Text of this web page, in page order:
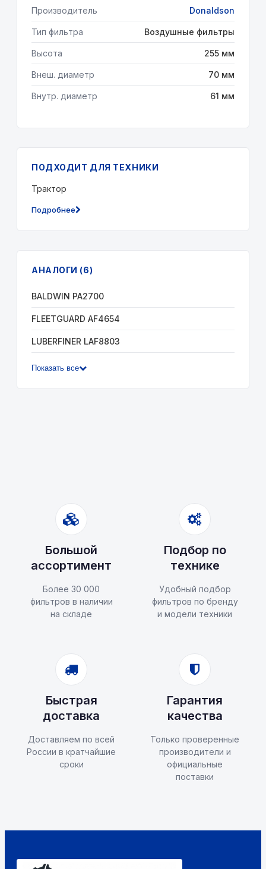
Производитель Donaldson
Тип фильтра Воздушные фильтры
Высота 255 мм
Внеш. диаметр 70 мм
Внутр. диаметр 61 мм
ПОДХОДИТ ДЛЯ ТЕХНИКИ
Трактор
Подробнее
АНАЛОГИ (6)
BALDWIN PA2700
FLEETGUARD AF4654
LUBERFINER LAF8803
Показать все
Большой
ассортимент
Более 30 000
фильтров в наличии
на складе
Подбор по
технике
Удобный подбор
фильтров по бренду
и модели техники
Быстрая
доставка
Доставляем по всей
России в кратчайшие
сроки
Гарантия
качества
Только проверенные
производители и
официальные
поставки